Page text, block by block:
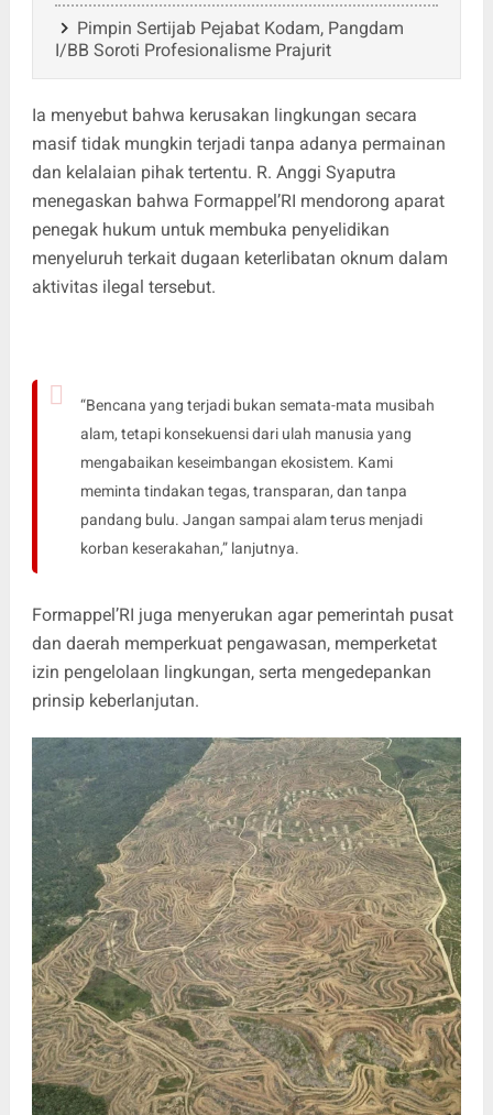
Pimpin Sertijab Pejabat Kodam, Pangdam
I/BB Soroti Profesionalisme Prajurit
Ia menyebut bahwa kerusakan lingkungan secara
masif tidak mungkin terjadi tanpa adanya permainan
dan kelalaian pihak tertentu. R. Anggi Syaputra
menegaskan bahwa Formappel’RI mendorong aparat
penegak hukum untuk membuka penyelidikan
menyeluruh terkait dugaan keterlibatan oknum dalam
aktivitas ilegal tersebut.
“Bencana yang terjadi bukan semata-mata musibah
alam, tetapi konsekuensi dari ulah manusia yang
mengabaikan keseimbangan ekosistem. Kami
meminta tindakan tegas, transparan, dan tanpa
pandang bulu. Jangan sampai alam terus menjadi
korban keserakahan,” lanjutnya.
Formappel’RI juga menyerukan agar pemerintah pusat
dan daerah memperkuat pengawasan, memperketat
izin pengelolaan lingkungan, serta mengedepankan
prinsip keberlanjutan.